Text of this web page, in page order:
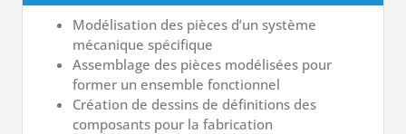
Modélisation des pièces d’un système
mécanique spécifique
Assemblage des pièces modélisées pour
former un ensemble fonctionnel
Création de dessins de définitions des
composants pour la fabrication